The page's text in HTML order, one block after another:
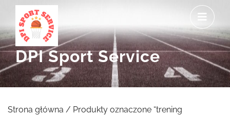
content
DPI Sport Service
Strona główna / Produkty oznaczone “trening